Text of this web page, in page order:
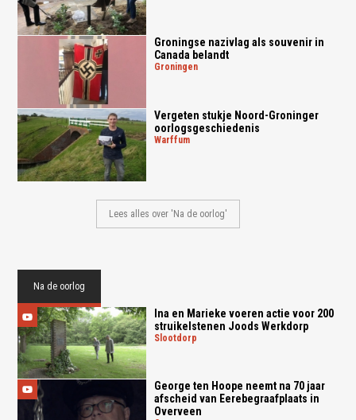
Groningse nazivlag als souvenir in
Canada belandt
groningen
Vergeten stukje Noord-Groninger
oorlogsgeschiedenis
warffum
Lees alles over 'Na de oorlog'
Na de oorlog
Ina en Marieke voeren actie voor 200
struikelstenen Joods Werkdorp
slootdorp
George ten Hoope neemt na 70 jaar
afscheid van Eerebegraafplaats in
Overveen